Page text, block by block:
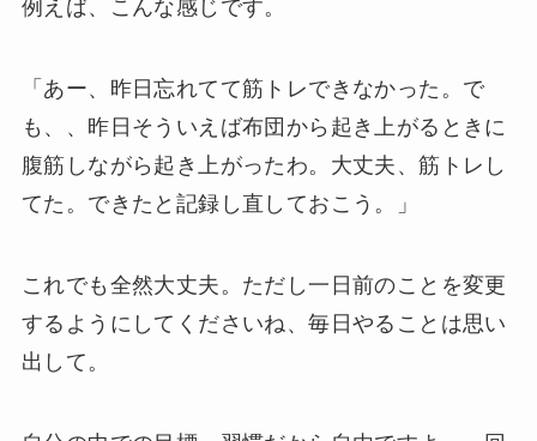
例えば、こんな感じです。
「あー、昨日忘れてて筋トレできなかった。で
も、、昨日そういえば布団から起き上がるときに
腹筋しながら起き上がったわ。大丈夫、筋トレし
てた。できたと記録し直しておこう。」
これでも全然大丈夫。ただし一日前のことを変更
するようにしてくださいね、毎日やることは思い
出して。